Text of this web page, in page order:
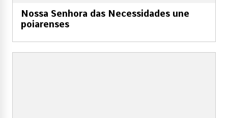
Nossa Senhora das Necessidades une
poiarenses